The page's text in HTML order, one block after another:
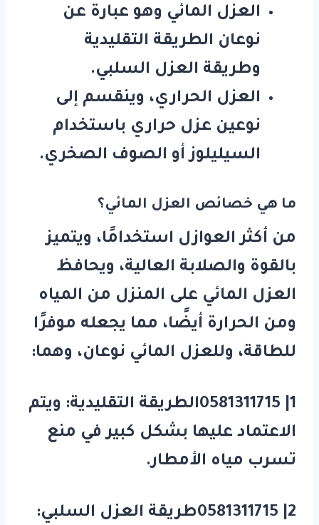
العزل المائي وهو عبارة عن
نوعان الطريقة التقليدية
وطريقة العزل السلبي.
العزل الحراري، وينقسم إلى
نوعين عزل حراري باستخدام
السيليلوز أو الصوف الصخري.
ما هي خصائص العزل المائي؟
من أكثر العوازل استخدامًا، ويتميز
بالقوة والصلابة العالية، ويحافظ
العزل المائي على المنزل من المياه
ومن الحرارة أيضًا، مما يجعله موفرًا
للطاقة، وللعزل المائي نوعان، وهما:
1| 0581311715الطريقة التقليدية: ويتم
الاعتماد عليها بشكل كبير في منع
تسرب مياه الأمطار.
2| 0581311715طريقة العزل السلبي: